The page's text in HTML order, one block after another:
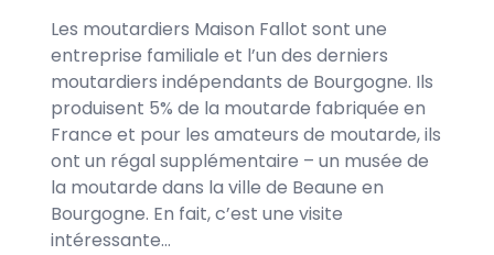
Les moutardiers Maison Fallot sont une
entreprise familiale et l’un des derniers
moutardiers indépendants de Bourgogne. Ils
produisent 5% de la moutarde fabriquée en
France et pour les amateurs de moutarde, ils
ont un régal supplémentaire – un musée de
la moutarde dans la ville de Beaune en
Bourgogne. En fait, c’est une visite
intéressante…